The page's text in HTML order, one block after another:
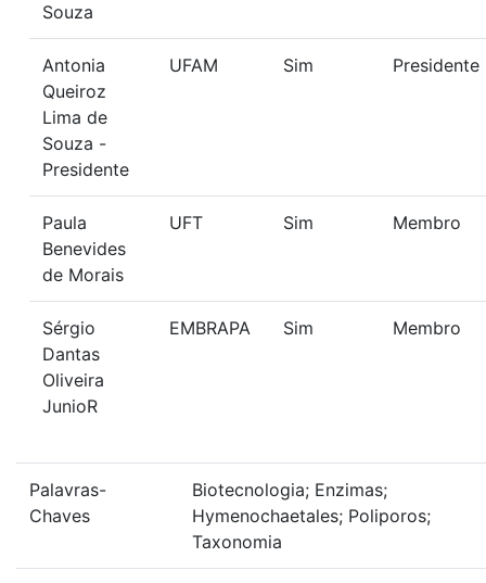
Souza
Antonia
Queiroz
Lima de
Souza -
Presidente
UFAM Sim Presidente
Paula
Benevides
de Morais
UFT Sim Membro
Sérgio
Dantas
Oliveira
JunioR
EMBRAPA Sim Membro
Palavras-
Chaves
Biotecnologia; Enzimas;
Hymenochaetales; Poliporos;
Taxonomia